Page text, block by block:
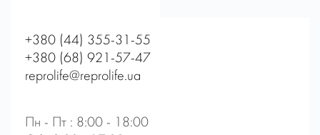
+380 (44) 355-31-55
+380 (68) 921-57-47
reprolife@reprolife.ua
Пн - Пт : 8:00 - 18:00